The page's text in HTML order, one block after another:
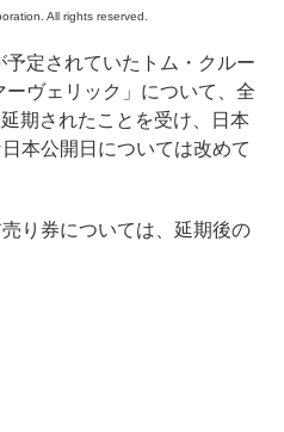
All rights reserved.
定されていたトム・クルー
ヴェリック」について、全
期されたことを受け、日本
本公開日については改めて
り券については、延期後の